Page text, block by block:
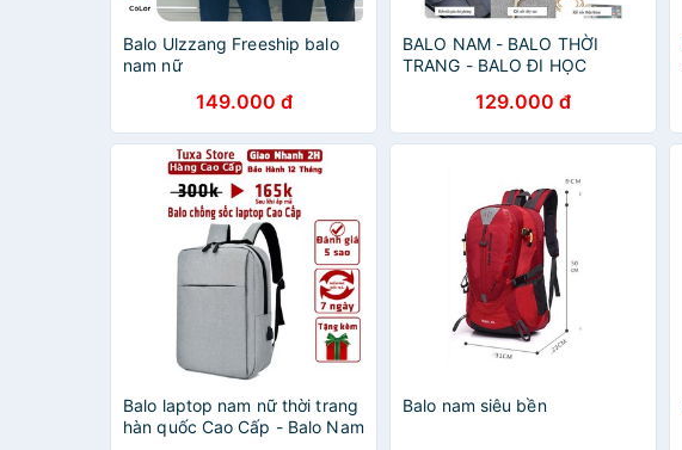
Balo Ulzzang Freeship balo
nam nữ
149.000 đ
BALO NAM - BALO THỜI
TRANG - BALO ĐI HỌC
129.000 đ
Balo laptop nam nữ thời trang
hàn quốc Cao Cấp - Balo Nam
Balo nam siêu bền